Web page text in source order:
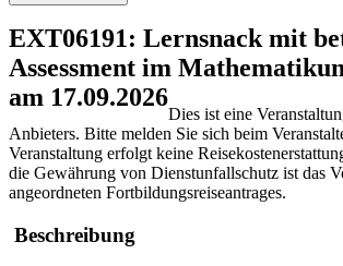
EXT06191: Lernsnack mit
Assessment im
am 17.09.2026
Dies ist eine
Anbieters. Bitte melden Sie sich beim
Veranstaltung erfolgt keine
die Gewährung von Dienstunfallschutz ist das
angeordneten Fortbildungsreiseantrages.
Beschreibung